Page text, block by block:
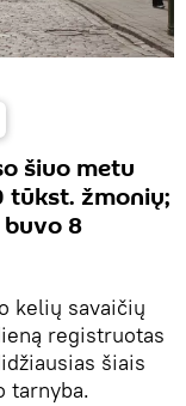
šiuo metu
tūkst. žmonių;
buvo 8
kelių savaičių
registruotas
šiais
tarnyba.